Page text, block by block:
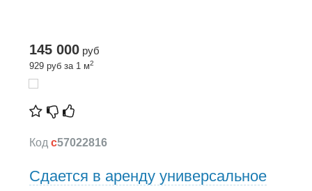
145 000 руб
929 руб за 1 м2
Код c57022816
Сдается в аренду универсальное